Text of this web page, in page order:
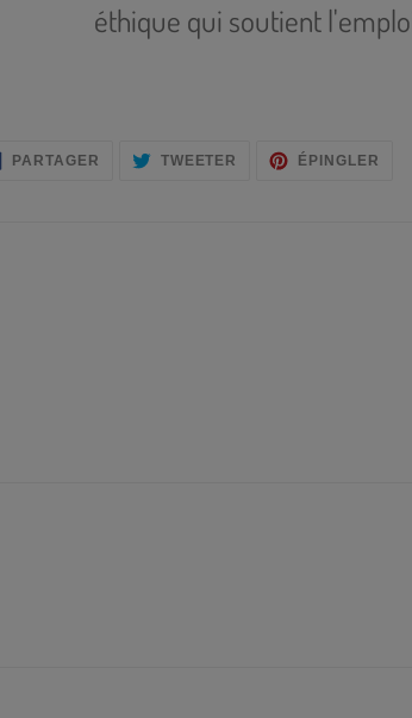
éthique qui soutient
PARTAGER PARTAGERTWEETER TWEETER
SUR
ÉPINGLER